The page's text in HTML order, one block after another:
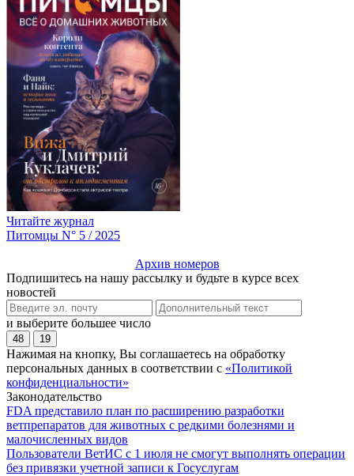
Читайте журнал
Питомцы N° 5 / 2025
Архив номеров
Подпишитесь на нашу рассылку и будьте в курсе всех
новостей
и выберите большее число
48 19
Нажимая на кнопку, Вы соглашаетесь на обработку
персональных данных в соответствии с «Политикой
конфиденциальности»
Законодательство
FDA представило план по расширению разработки
ветпрепаратов для животных с редкими болезнями и
малочисленных видов
Пользователи ВетИС с 1 июля не смогут выполнять операции
без привязки учетной записи к Госуслугам